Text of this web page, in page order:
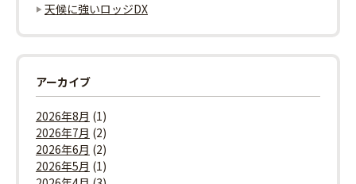
天候に強いロッジDX
アーカイブ
2026年8月 (1)
2026年7月 (2)
2026年6月 (2)
2026年5月 (1)